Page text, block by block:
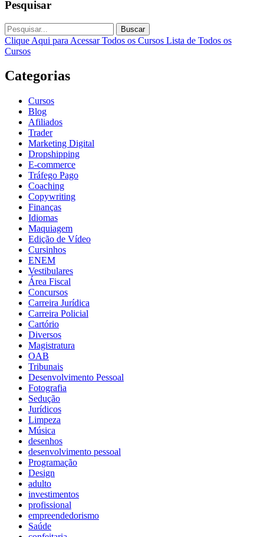
Pesquisar
Buscar
Clique Aqui para Acessar Todos os Cursos Lista de Todos os
Cursos
Categorias
Cursos
Blog
Afiliados
Trader
Marketing Digital
Dropshipping
E-commerce
Tráfego Pago
Coaching
Copywriting
Finanças
Idiomas
Maquiagem
Edição de Vídeo
Cursinhos
ENEM
Vestibulares
Área Fiscal
Concursos
Carreira Jurídica
Carreira Policial
Cartório
Diversos
Magistratura
OAB
Tribunais
Desenvolvimento Pessoal
Fotografia
Sedução
Jurídicos
Limpeza
Música
desenhos
desenvolvimento pessoal
Programação
Design
adulto
investimentos
profissional
empreendedorismo
Saúde